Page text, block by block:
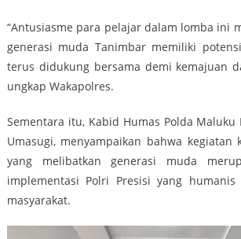
“Antusiasme para pelajar dalam lomba ini
generasi muda Tanimbar memiliki
terus didukung bersama demi kemajuan
ungkap Wakapolres.
Sementara itu, Kabid Humas Polda Maluku
Umasugi, menyampaikan bahwa
yang melibatkan generasi muda
implementasi Polri Presisi yang
masyarakat.